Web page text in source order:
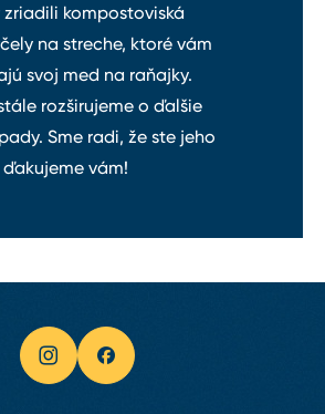
zriadili kompostoviská
na streche, ktoré vám
svoj med na raňajky.
rozširujeme o ďalšie
Sme radi, že ste jeho
vám!